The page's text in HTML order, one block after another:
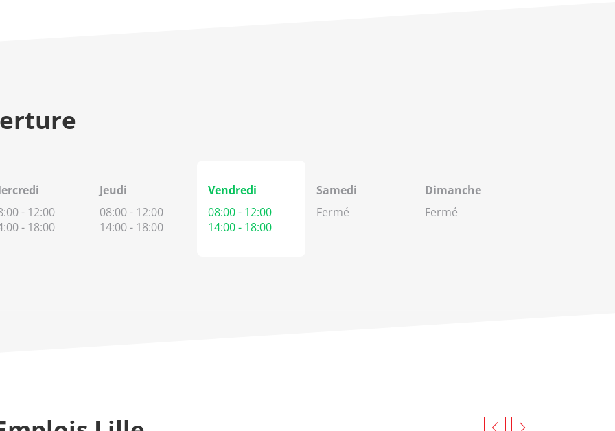
- 12:00
- 18:00
Jeudi
08:00- 12:00
14:00- 18:00
Horaires
d'ouverture
d'aujourd'hui
Vendredi
08:00- 12:00
14:00- 18:00
Samedi
Fermé
Dimanche
Fermé